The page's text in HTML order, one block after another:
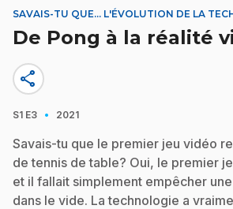
SAVAIS-TU QUE... L'ÉVOLUTION DE LA
De Pong à la réalité
share
S1 E3 · 2021
Savais-tu que le premier jeu vidéo
de tennis de table? Oui, le premier
et il fallait simplement empêcher
dans le vide. La technologie a